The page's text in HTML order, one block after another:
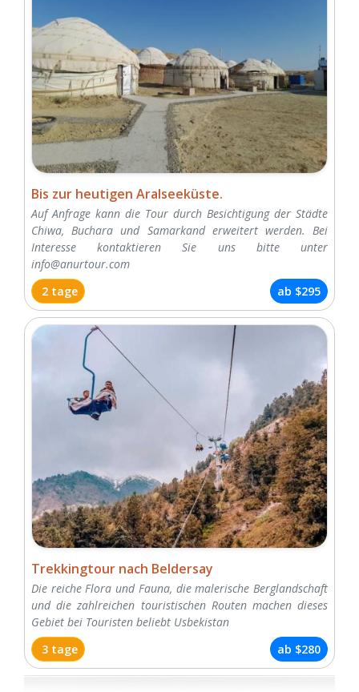
Bis zur heutigen Aralseeküste.
Auf Anfrage kann die Tour durch Besichtigung der Städte
Chiwa, Buchara und Samarkand erweitert werden. Bei
Interesse kontaktieren Sie uns bitte unter
info@anurtour.com
2 tage
ab $295
Trekkingtour nach Beldersay
Die reiche Flora und Fauna, die malerische Berglandschaft
und die zahlreichen touristischen Routen machen dieses
Gebiet bei Touristen beliebt Usbekistan
3 tage
ab $280